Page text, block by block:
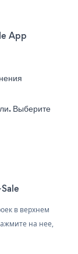
App
Выберите
в верхнем
на нее,